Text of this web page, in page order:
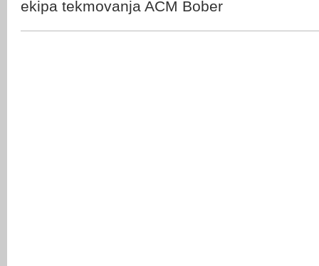
ekipa tekmovanja ACM Bober